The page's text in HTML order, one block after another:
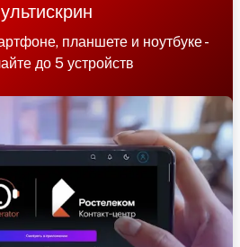
планшете и ноутбуке -
до 5 устройств